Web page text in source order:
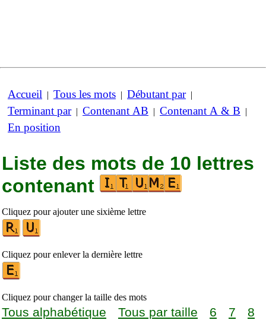
Accueil | Tous les mots | Débutant par|
Terminant par| Contenant AB | Contenant A & B |
En position
Liste des mots de 10 lettres
contenant
Cliquez pour ajouter une sixième lettre
Cliquez pour enlever la dernière lettre
Cliquez pour changer la taille des mots
Tous alphabétique Tous par taille 6 7
8